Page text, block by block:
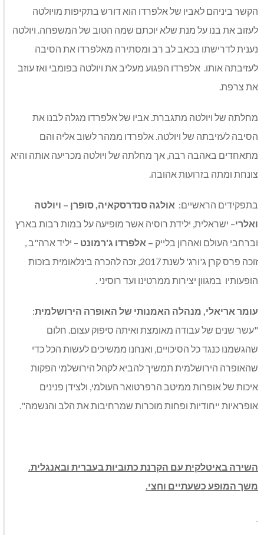
הקשר ביניהם לאביו של אלפרדו הוא דורש בתקיפות מויולטה
לעזוב את בנו על מנת שלא יוכתם שמה הטוב של המשפחה. ויולטה
נענית לדרישתו בכאב לב רב ומסתירה מאלפרדו את הסיבה
לעזיבתה אותו. אלפרדו הפגוע מעליב את ויולטה בפומבי ואז עוזב
את צרפת.
מחלתה של ויולטה מתגברת. אביו של אלפרדו מגלה לבנו את
הסיבה לעזיבתה של ויולטה. אלפרדו ממהר לשוב אליה והם
מתאחדים באהבה רבה, אך מחלתה של ויולטה מכריעה אותה והיא
צונחת ומתה בזרועות אהובה.
בתפקידים הראשיים: אולגה סנדרסקאיה, סופרן – ויולטה
ואלרי– ישראלית, ילידת רוסיה אשר מופיעה על במות רבות בארץ
וברחבי העולם ואהרון בלייק – אלפרדו ג'רמונט – יליד ארה"ב ,
זוכה פרס קרן ג'ורג' לשנת 2017, זכה להכרה בינלאומית בזכות
הופעותיו במגוון יצירות ממרטינו ועד רוסיני .
עומר אריאלי, מנהלה האמנותי של האופרה הירושלמית:
"עשר שנים של עבודה מאומצת ואיתה סיפוק עצום. חלום
שהגשמנו כנגד כל הסיכויים, ואנחנו ממשיכים לעשות הכל כדי
שהאופרה הירושלמית תמשיך להביא לקהל הירושלמי הפקות
איכות של אופרות ממיטב הרפרטואר העולמי, ולצידן פנינים
אופראיות ייחודיות ופחות מוכרות שמרחיבות את הלב והנשמה".
השירה באיטלקית עם הקרנת כתוביות בעברית ובאנגלית.
משך המופע כשעתיים וחצי.